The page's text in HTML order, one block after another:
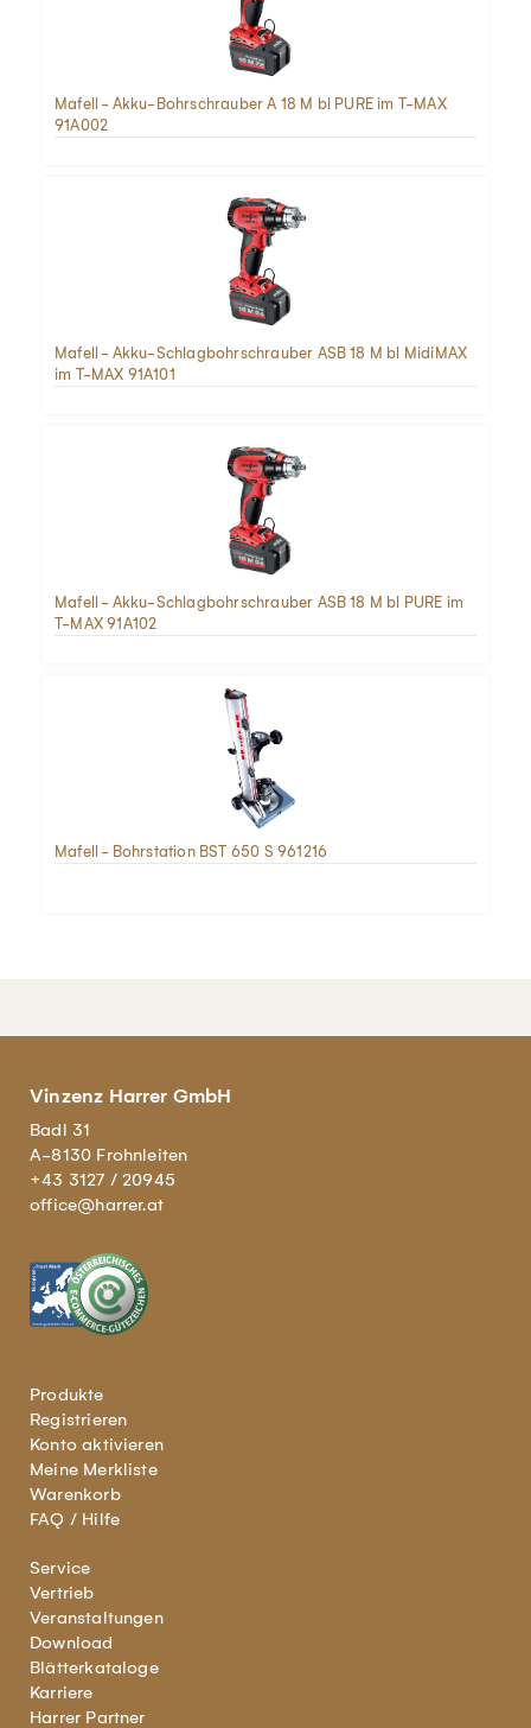
Mafell - Akku-Bohrschrauber A 18 M bl PURE im T-MAX
91A002
Mafell - Akku-Schlagbohrschrauber ASB 18 M bl MidiMAX
im T-MAX 91A101
Mafell - Akku-Schlagbohrschrauber ASB 18 M bl PURE im
T-MAX 91A102
Mafell - Bohrstation BST 650 S 961216
Vinzenz Harrer GmbH
Badl 31
A-8130 Frohnleiten
+43 3127 / 20945
office@harrer.at
Produkte
Registrieren
Konto aktivieren
Meine Merkliste
Warenkorb
FAQ / Hilfe
Service
Vertrieb
Veranstaltungen
Download
Blätterkataloge
Karriere
Harrer Partner